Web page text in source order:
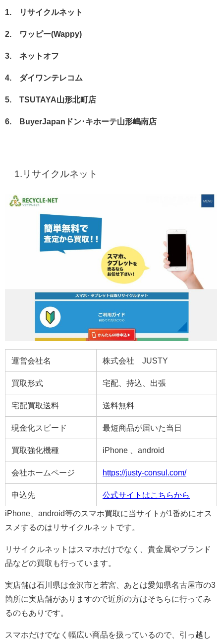
1. リサイクルネット
2. ワッピー(Wappy)
3. ネットオフ
4. ダイワンテレコム
5. TSUTAYA山形北町店
6. BuyerJapanドン･キホーテ山形嶋南店
1.リサイクルネット
運営会社名 株式会社 JUSTY
買取形式 宅配、持込、出張
宅配買取送料 送料無料
現金化スピード 最短商品が届いた当日
買取強化機種 iPhone 、android
会社ホームページ https://justy-consul.com/
申込先 公式サイトはこちらから
iPhone、android等のスマホ買取に当サイトが1番めにオス
スメするのはリサイクルネットです。
リサイクルネットはスマホだけでなく、貴金属やブランド
品などの買取も行っています。
実店舗は石川県は金沢市と若宮、あとは愛知県名古屋市の3
箇所に実店舗がありますので近所の方はそちらに行ってみ
るのもありです。
スマホだけでなく幅広い商品を扱っているので、引っ越し